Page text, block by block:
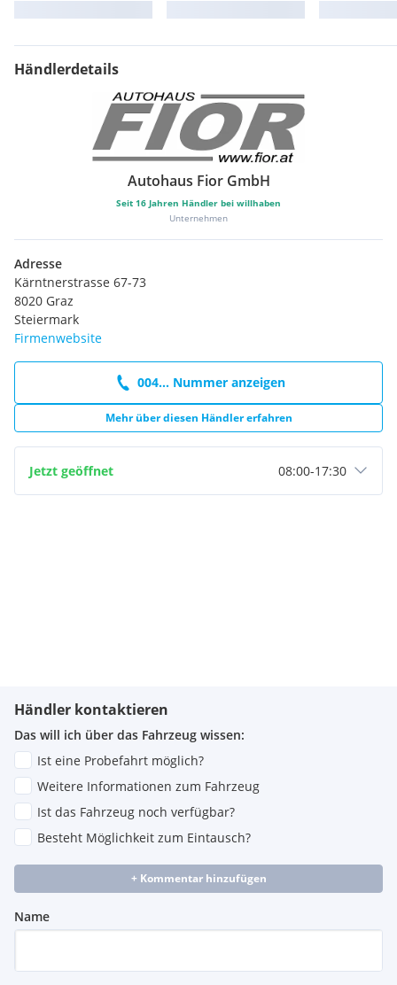
Händlerdetails
Autohaus Fior GmbH
Seit 16 Jahren Händler bei willhaben
Unternehmen
Adresse
Kärntnerstrasse 67-73
8020 Graz
Steiermark
Firmenwebsite
004... Nummer anzeigen
Mehr über diesen Händler erfahren
Jetzt geöffnet 08:00-17:30
Händler kontaktieren
Das will ich über das Fahrzeug wissen:
Ist eine Probefahrt möglich?
Weitere Informationen zum Fahrzeug
Ist das Fahrzeug noch verfügbar?
Besteht Möglichkeit zum Eintausch?
+ Kommentar hinzufügen
Name